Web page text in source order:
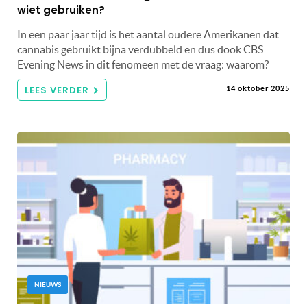
wiet gebruiken?
In een paar jaar tijd is het aantal oudere Amerikanen dat
cannabis gebruikt bijna verdubbeld en dus dook CBS
Evening News in dit fenomeen met de vraag: waarom?
LEES VERDER 14 oktober 2025
NIEUWS